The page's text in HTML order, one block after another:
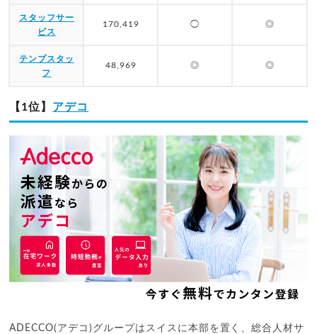
スタッフサー
ビス
170,419 ◯ ◎
テンプスタッ
フ
48,969 ◎ ◎
【1位】 アデコ
ADECCO(アデコ)グループはスイスに本部を置く、総合人材サ